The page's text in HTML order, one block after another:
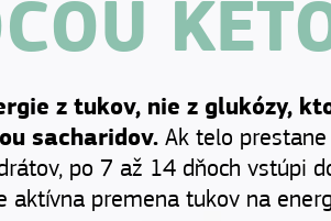
z tukov, nie z glukózy,
sacharidov. Ak telo prestane
po 7 až 14 dňoch vstúpi
aktívna premena tukov na